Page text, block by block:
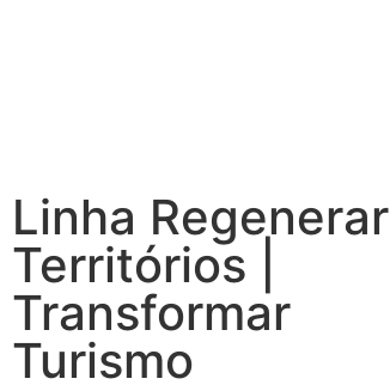
Linha Regenerar
Territórios |
Transformar
Turismo